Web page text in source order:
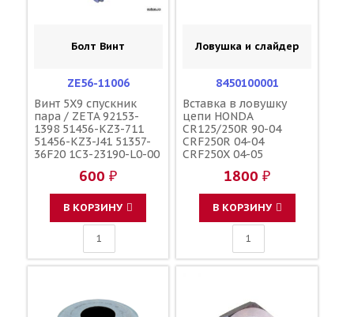
Болт Винт
ZE56-11006
Винт 5X9 спускник
пара / ZETA 92153-
1398 51456-KZ3-711
51456-KZ3-J41 51357-
36F20 1C3-23190-L0-00
110090000601
110090000501
F45300001
600 ₽
В КОРЗИНУ
Ловушка и слайдер
8450100001
Вставка в ловушку
цепи HONDA
CR125/250R 90-04
CRF250R 04-04
CRF250X 04-05
/ POLISPORT HO03660
52146-MEN-000 52146-
KZ4-J40 52146-KZ3-J10
1800 ₽
В КОРЗИНУ